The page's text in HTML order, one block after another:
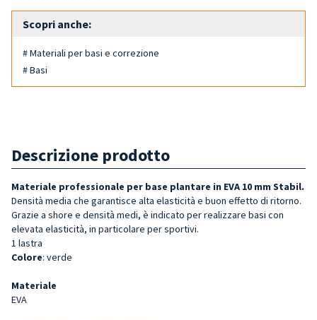
Scopri anche:
# Materiali per basi e correzione
# Basi
Descrizione prodotto
Materiale professionale per base plantare in EVA 10 mm Stabil.
Densità media che garantisce alta elasticità e buon effetto di ritorno.
Grazie a shore e densità medi, è indicato per realizzare basi con
elevata elasticità, in particolare per sportivi.
1 lastra
Colore: verde
Materiale
EVA